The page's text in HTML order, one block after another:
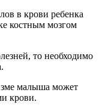
в крови ребенка
костным мозгом
то необходимо
малыша может
крови.